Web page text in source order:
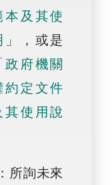
本及其使
」，或是
政府機關
約定文件
其使用說
所詢未來